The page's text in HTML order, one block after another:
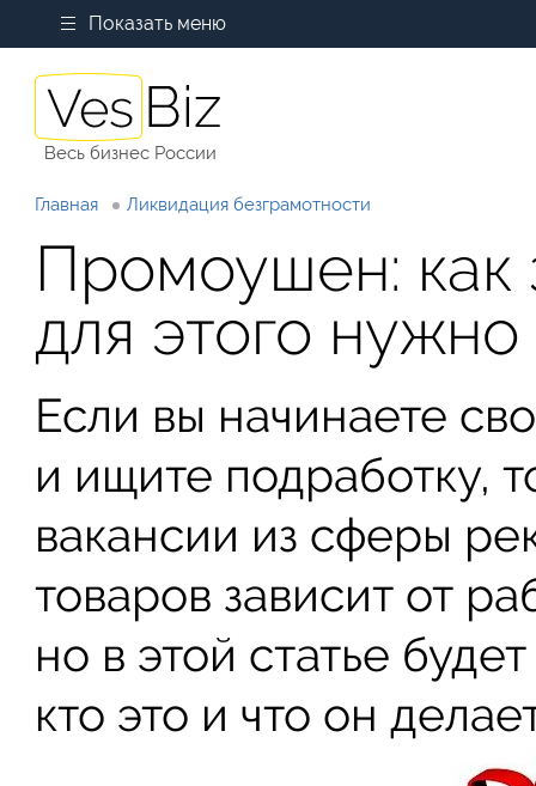
Показать меню
Весь бизнес России
Главная Ликвидация безграмотности
Промоушен: как
для этого нужно
Если вы начинаете
и ищите подработку,
вакансии из сферы
товаров зависит от
но в этой статье
кто это и что он